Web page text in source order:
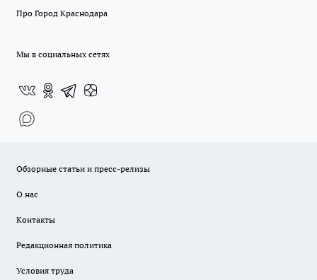
Про Город Краснодара
Мы в социальных сетях
Обзорные статьи и пресс-релизы
О нас
Контакты
Редакционная политика
Условия труда